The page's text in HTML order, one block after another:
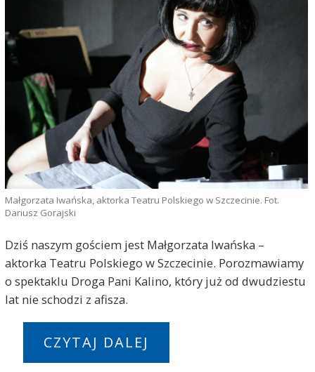
Małgorzata Iwańska, aktorka Teatru Polskiego w Szczecinie. Fot.
Dariusz Gorajski
Dziś naszym gościem jest Małgorzata Iwańska –
aktorka Teatru Polskiego w Szczecinie. Porozmawiamy
o spektaklu Droga Pani Kalino, który już od dwudziestu
lat nie schodzi z afisza.
CZYTAJ DALEJ